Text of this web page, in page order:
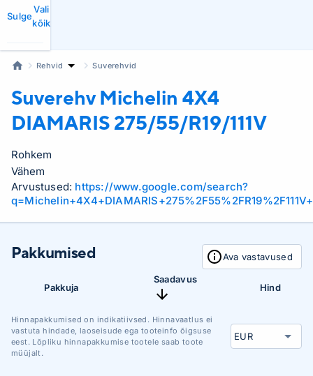
Sulge
Vali
kõik
Rehvid Suverehvid
Suverehv Michelin 4X4
DIAMARIS 275/55/R19/111V
Rohkem
Vähem
Arvustused: https://www.google.com/search?
Pakkumised Ava vastavused
Pakkuja
Saadavus
Hind
Hinnapakkumised on indikatiivsed. Hinnavaatlus ei
vastuta hindade, laoseisude ega tooteinfo õigsuse
eest. Lõpliku hinnapakkumise tootele saab toote
müüjalt.